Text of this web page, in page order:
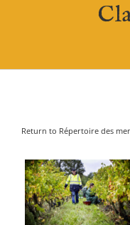
Return to Répertoire des